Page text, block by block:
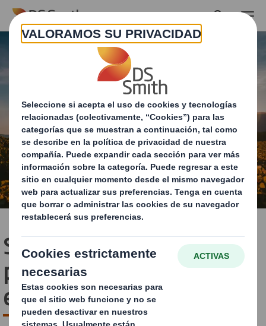
Skip to main content
Soluciones de packaging
para el sector vitivinícola
en Enomaq 2025